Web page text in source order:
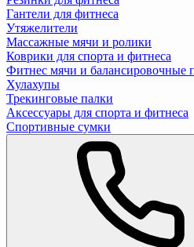
Гантели для фитнеса
Утяжелители
Массажные мячи и ролики
Коврики для спорта и фитнеса
Фитнес мячи и балансировочные
Хулахупы
Трекинговые палки
Аксессуары для спорта и фитнеса
Спортивные сумки